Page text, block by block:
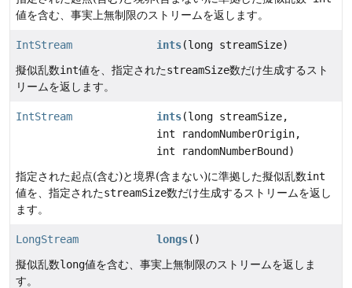
値を含む、事実上無制限のストリームを返します。
IntStream ints(long streamSize)
擬似乱数int値を、指定されたstreamSize数だけ生成するスト
リームを返します。
IntStream ints(long streamSize,
int randomNumberOrigin,
int randomNumberBound)
指定された起点(含む)と境界(含まない)に準拠した擬似乱数int
値を、指定されたstreamSize数だけ生成するストリームを返し
ます。
LongStream longs()
擬似乱数long値を含む、事実上無制限のストリームを返しま
す。